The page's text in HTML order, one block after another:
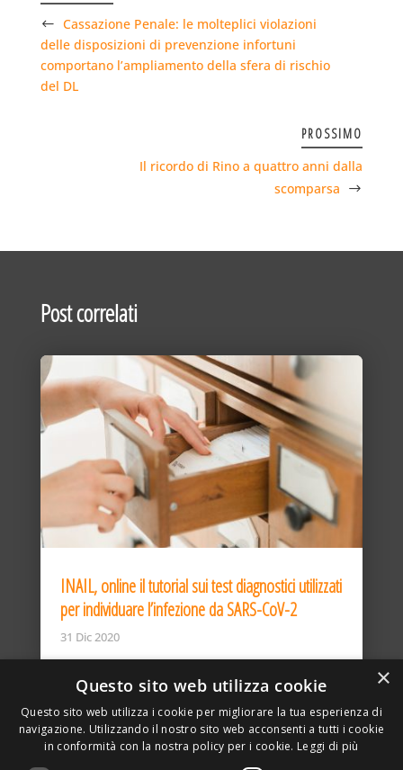
Cassazione Penale: le molteplici violazioni
delle disposizioni di prevenzione infortuni
comportano l’ampliamento della sfera di rischio
del DL
PROSSIMO
Il ricordo di Rino a quattro anni dalla
scomparsa
Post correlati
INAIL, online il tutorial sui test diagnostici utilizzati
per individuare l’infezione da SARS-CoV-2
31 Dic 2020
×
Questo sito web utilizza cookie
Questo sito web utilizza i cookie per migliorare la tua esperienza di
navigazione. Utilizzando il nostro sito web acconsenti a tutti i cookie
in conformità con la nostra policy per i cookie. Leggi di più